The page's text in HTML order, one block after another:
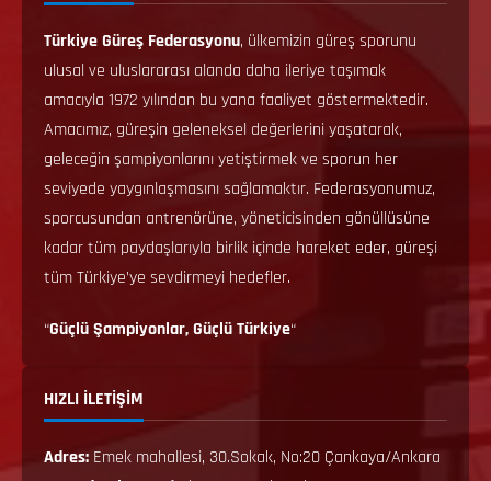
Türkiye Güreş Federasyonu, ülkemizin güreş sporunu
ulusal ve uluslararası alanda daha ileriye taşımak
amacıyla 1972 yılından bu yana faaliyet göstermektedir.
Amacımız, güreşin geleneksel değerlerini yaşatarak,
geleceğin şampiyonlarını yetiştirmek ve sporun her
seviyede yaygınlaşmasını sağlamaktır. Federasyonumuz,
sporcusundan antrenörüne, yöneticisinden gönüllüsüne
kadar tüm paydaşlarıyla birlik içinde hareket eder, güreşi
tüm Türkiye’ye sevdirmeyi hedefler.
“Güçlü Şampiyonlar, Güçlü Türkiye“
HIZLI İLETİŞİM
Adres: Emek mahallesi, 30.Sokak, No:20 Çankaya/Ankara